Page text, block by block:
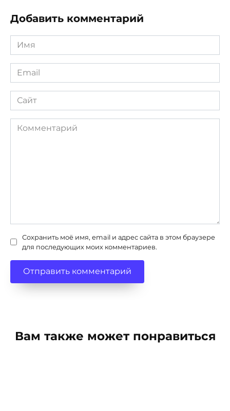
Добавить комментарий
Имя
*
Email
*
Сайт
Комментарий
Сохранить моё имя, email и адрес сайта в этом браузере
для последующих моих комментариев.
Вам также может понравиться